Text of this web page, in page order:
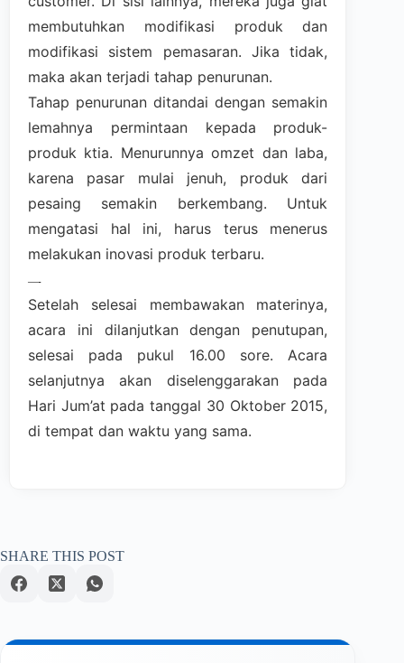
membutuhkan modifikasi produk dan
modifikasi sistem pemasaran. Jika tidak,
maka akan terjadi tahap penurunan.
Tahap penurunan ditandai dengan semakin
lemahnya permintaan kepada produk-
produk ktia. Menurunnya omzet dan laba,
karena pasar mulai jenuh, produk dari
pesaing semakin berkembang. Untuk
mengatasi hal ini, harus terus menerus
melakukan inovasi produk terbaru.
—-
Setelah selesai membawakan materinya,
acara ini dilanjutkan dengan penutupan,
selesai pada pukul 16.00 sore. Acara
selanjutnya akan diselenggarakan pada
Hari Jum’at pada tanggal 30 Oktober 2015,
di tempat dan waktu yang sama.
SHARE THIS POST